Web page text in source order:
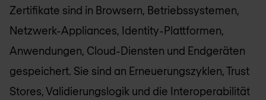
Zertifikate sind in Browsern, Betriebssystemen,
Netzwerk-Appliances, Identity-Plattformen,
Anwendungen, Cloud-Diensten und Endgeräten
gespeichert. Sie sind an Erneuerungszyklen, Trust
Stores, Validierungslogik und die Interoperabilität